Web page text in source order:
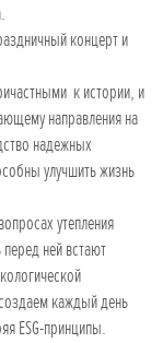
концерт и
к истории, и
направления на
надежных
улучшить жизнь
утепления
ней встают
каждый день
ESG-принципы.